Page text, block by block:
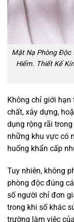
Mặt Nạ Phòng Độc
Hiểm. Thiết Kế
Không chỉ giới
chất, xây dựng,
dụng rộng rãi
những khu vực có
huống khẩn cấp
Tuy nhiên, không
phòng độc đúng
số người chỉ đơn
trong khi số khác
trường làm việc